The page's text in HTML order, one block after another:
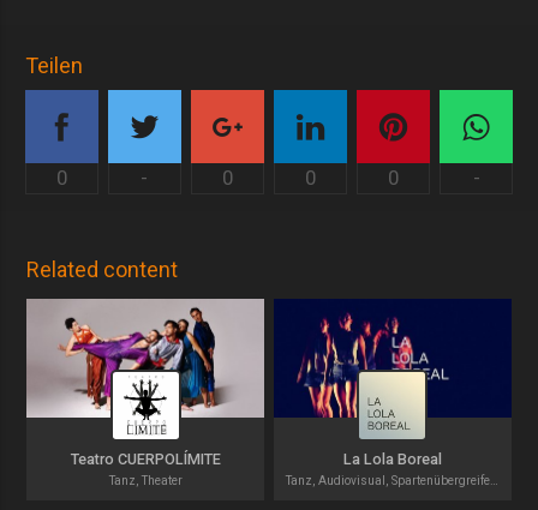
Teilen
0 - 0 0 0 -
Related content
Teatro CUERPOLÍMITE
Tanz, Theater
La Lola Boreal